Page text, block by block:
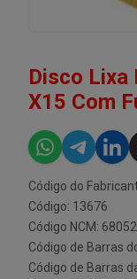
Disco Lixa
X15 Com
Código do
Código: 13676
Código NCM:
Código de Barras
Código de Barras